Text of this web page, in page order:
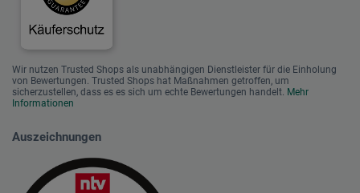
Wir nutzen Trusted Shops als unabhängigen Dienstleister für die Einholung
von Bewertungen. Trusted Shops hat Maßnahmen getroffen, um
sicherzustellen, dass es es sich um echte Bewertungen handelt. Mehr
Informationen
Auszeichnungen